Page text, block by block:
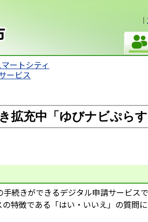
｜
会津若松市
ートシティ
ービス
拡充中「ゆびナビぷらす
続きができるデジタル申請サービス
特徴である「はい・いいえ」の質